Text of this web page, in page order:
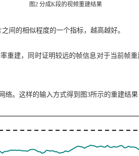
图2 分成K段的视频重建结果
间的相似程度的一个指标，越高越好。
重建，同时证明较远的帧信息对于当前帧
。这样的输入方式得到图3所示的重建结果